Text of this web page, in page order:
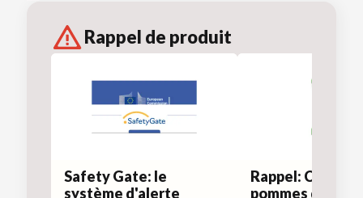
Rappel de produit
Safety Gate: le
système d'alerte
Rappel: Chips de
pommes de